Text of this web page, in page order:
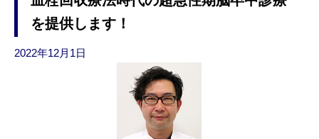
を提供します！
2022年12月1日